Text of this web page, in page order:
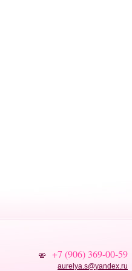
+7 (906) 369-00-59
aurelya.s@yandex.ru